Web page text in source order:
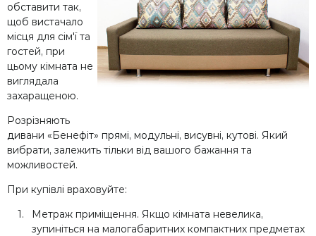
обставити так,
щоб вистачало
місця для сім'ї та
гостей, при
цьому кімната не
виглядала
захаращеною.
Розрізняють
дивани «Бенефіт» прямі, модульні, висувні, кутові. Який
вибрати, залежить тільки від вашого бажання та
можливостей.
При купівлі враховуйте:
Метраж приміщення. Якщо кімната невелика,
зупиніться на малогабаритних компактних предметах